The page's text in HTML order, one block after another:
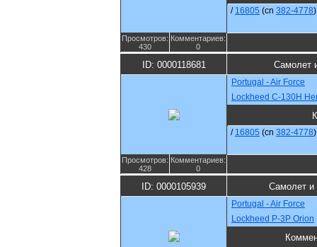
/ 16805 (cn 382-4778)
Просмотров:
430
Комментариев:
0
ID: 0000118681 Самолет
Portugal - Air Force
Lockheed C-130H
/ 16805 (cn 382-4778)
Просмотров:
428
Комментариев:
0
ID: 0000105939 Самолет и
Portugal - Air Force
Lockheed P-3P Orion